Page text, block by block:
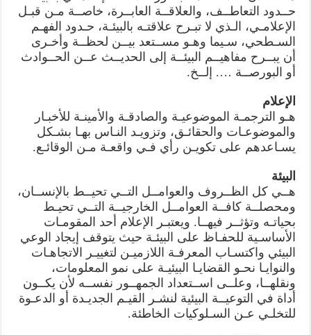
حــدود التعاطــف، والعلاقــة العابــرة، خاصــة مـن قبـل
الإعلامـي، الـذي لا تبـرح علاقتـه بالبيئـة، حـدود الفهـم
السـطحي، سـيما وهـو مســتعد بيــن لحظــة وأخـرى
أن يبــرح مفاهيــم البيئــة إلى الحديــث عــن الحــوادث
أو البورصــة …. إلــخ.
الإعلام
هـو الترجمـة الموضوعيـة والصادقـة والأمينـة للأخبـار
والموضوعـات والحقائـق، وتزويـد النـاس بهـا بشـكل
يسـاعدهم على تكويـن رأي فـي واقعـة مـن الوقائـع.
البيئة
هــي كل الظــروف والعوامــل التــي تحيــط بالإنســان،
ومحصلــة كافــة العوامــل الخارجيــة التــي تحيـط
بحياتـه وتؤثــر فيهــا. ويعتبـر الإعلام أحد المقومـات
الأساسـية للحفـاظ على البيئـة حيث يتوقف إيجاد الوعي
البيئي واكتسـاب المعرفـة اللازميـن لتغييـر الاتجاهـات
والنوايـا نحـو القضايـا البيئيـة على نمو المعلومات،
ونقلهــا، وعلــى اســتعداد الجمهــور نفســه لأن يكــون
أداة في التوعيــة البيئية لنشـر القيـم الجديـدة أو الدعـوة
للتخلـي عـن السـلوكيات الخاطئة.